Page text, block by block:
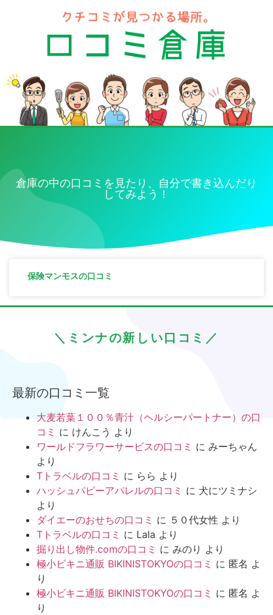
倉庫の中の口コミを見たり、自分で書き込んだり
してみよう！
保険マンモスの口コミ
＼ミンナの新しい口コミ／
最新の口コミ一覧
大麦若葉１００％青汁（ヘルシーパートナー）の口
コミ に けんこう より
ワールドフラワーサービスの口コミ に みーちゃん
より
Tトラベルの口コミ に らら より
ハッシュパピーアパレルの口コミ に 犬にツミナシ
より
ダイエーのおせちの口コミ に ５０代女性 より
Tトラベルの口コミ に Lala より
掘り出し物件.comの口コミ に みのり より
極小ビキニ通販 BIKINISTOKYOの口コミ に 匿名 よ
り
極小ビキニ通販 BIKINISTOKYOの口コミ に 匿名 よ
り